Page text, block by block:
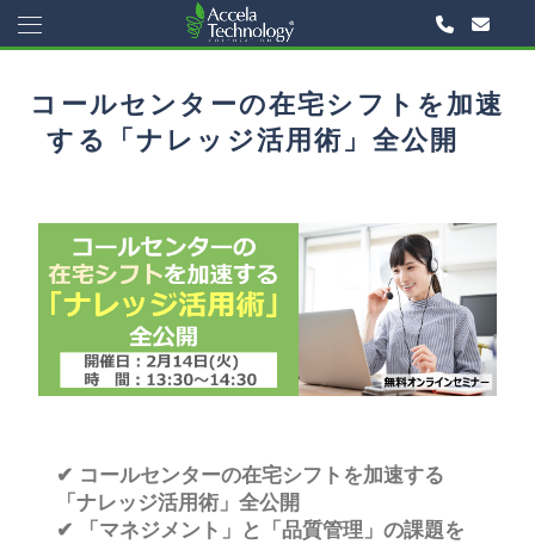
コールセンターの在宅シフトを加速
する「ナレッジ活用術」全公開
✔ コールセンターの在宅シフトを加速する
「ナレッジ活用術」全公開
✔
「マネジメント」と「品質管理」の課題を